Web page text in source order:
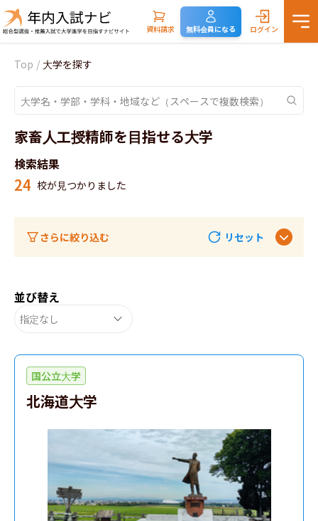
資料請求 無料会員になる ログイン
Top / 大学を探す
家畜人工授精師を目指せる大学
検索結果
24 校が見つかりました
さらに絞り込む リセット
並び替え
指定なし
国公立大学
北海道大学